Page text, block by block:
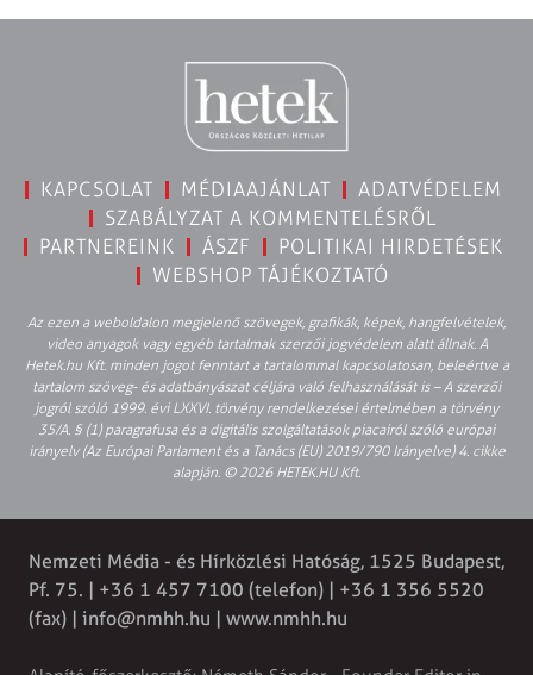
KAPCSOLAT MÉDIAAJÁNLAT
ADATVÉDELEM
SZABÁLYZAT A KOMMENTELÉSRŐL
PARTNEREINK
ÁSZF
POLITIKAI HIRDETÉSEK
WEBSHOP TÁJÉKOZTATÓ
Az ezen a weboldalon megjelenő szövegek, grafikák, képek, hangfelvételek,
video anyagok vagy egyéb tartalmak szerzői jogvédelem alatt állnak. A
Hetek.hu Kft. minden jogot fenntart a tartalommal kapcsolatosan, beleértve a
tartalom szöveg- és adatbányászat céljára való felhasználását is – A szerzői
jogról szóló 1999. évi LXXVI. törvény rendelkezései értelmében a törvény
35/A. § (1) paragrafusa és a digitális szolgáltatások piacairól szóló európai
irányelv (Az Európai Parlament és a Tanács (EU) 2019/790 Irányelve) 4. cikke
alapján. © 2026 HETEK.HU Kft.
Nemzeti Média - és Hírközlési Hatóság, 1525 Budapest,
Pf. 75. | +36 1 457 7100 (telefon) | +36 1 356 5520
(fax) | info@nmhh.hu | www.nmhh.hu